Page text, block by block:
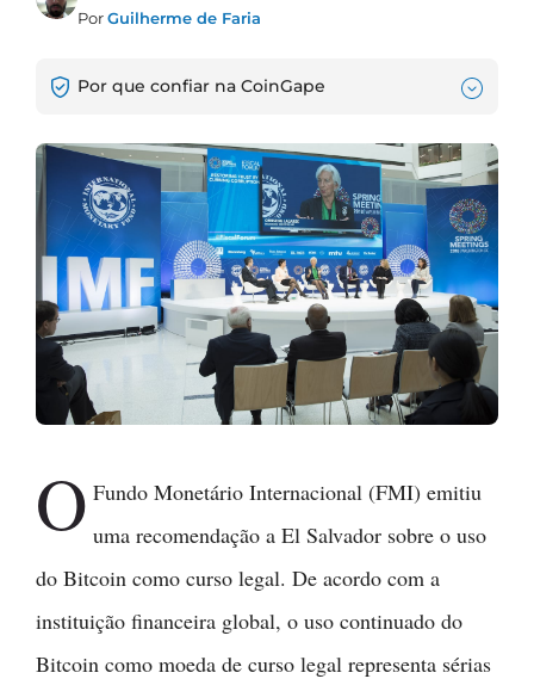
PorGuilherme de Faria
Por que confiar na CoinGape
O Fundo Monetário Internacional (FMI) emitiu
uma recomendação a El Salvador sobre o uso
do Bitcoin como curso legal. De acordo com a
instituição financeira global, o uso continuado do
Bitcoin como moeda de curso legal representa sérias